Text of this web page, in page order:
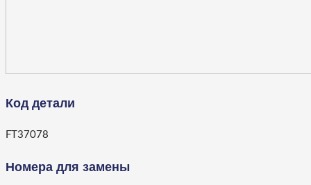
Код детали
FT37078
Номера для замены